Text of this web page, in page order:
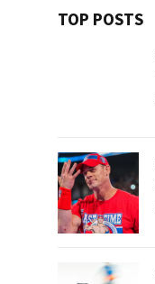
TOP POSTS